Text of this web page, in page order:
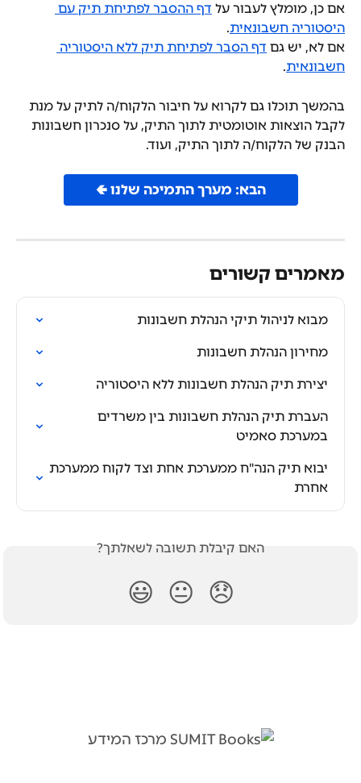
אם כן, מומלץ לעבור על דף ההסבר לפתיחת תיק עם
היסטוריה חשבונאית.
אם לא, יש גם דף הסבר לפתיחת תיק ללא היסטוריה
חשבונאית.
בהמשך תוכלו גם לקרוא על חיבור הלקוח/ה לתיק על מנת
לקבל הוצאות אוטומטית לתוך התיק, על סנכרון חשבונות
הבנק של הלקוח/ה לתוך התיק, ועוד.
הבא: מערך התמיכה שלנו 🢀
מאמרים קשורים
מבוא לניהול תיקי הנהלת חשבונות
מחירון הנהלת חשבונות
יצירת תיק הנהלת חשבונות ללא היסטוריה
העברת תיק הנהלת חשבונות בין משרדים
במערכת סאמיט
יבוא תיק הנה"ח ממערכת אחת וצד לקוח ממערכת
אחרת
האם קיבלת תשובה לשאלתך?
😞
😐
😃